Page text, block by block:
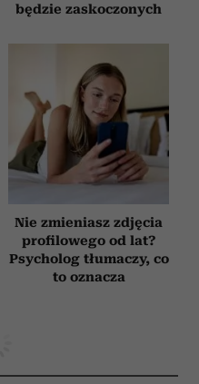
będzie zaskoczonych
Nie zmieniasz zdjęcia
profilowego od lat?
Psycholog tłumaczy, co
to oznacza